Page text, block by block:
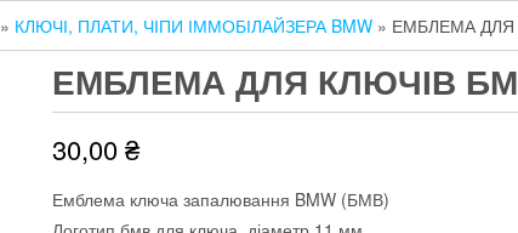
» КЛЮЧІ, ПЛАТИ, ЧІПИ ІММОБІЛАЙЗЕРА BMW » ЕМБЛЕМА
ЕМБЛЕМА ДЛЯ КЛЮЧІВ
30,00₴
Емблема ключа запалювання BMW (БМВ)